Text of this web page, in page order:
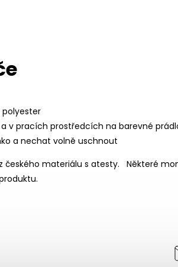
polyester
v pracích prostředcích na barevné
a nechat volně uschnout
českého materiálu s atesty.
Některé